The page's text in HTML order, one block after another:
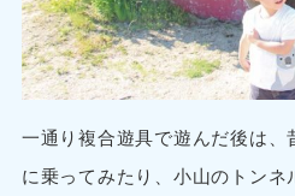
一通り複合遊具で遊んだ後は
に乗ってみたり、小山のトン